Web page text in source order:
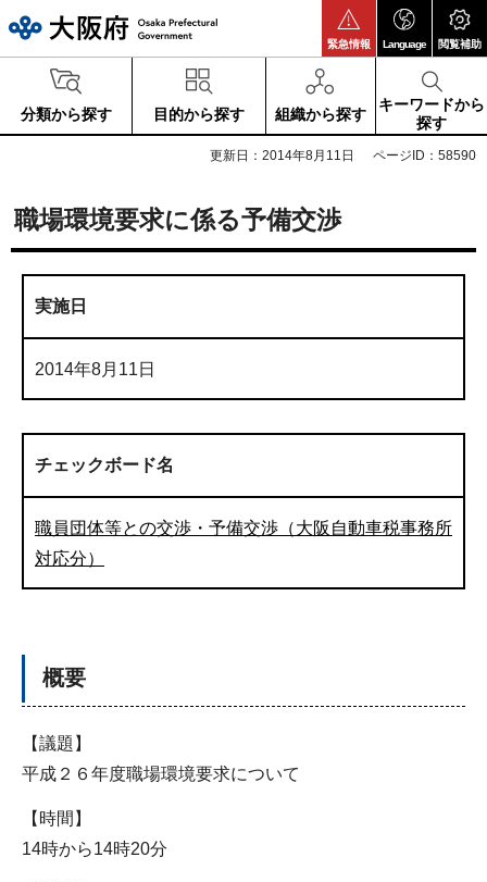
緊急情報 Language 閲覧補助
分類から探す 目的から探す 組織から探す
キーワードから
探す
更新日：2014年8月11日 ページID：58590
職場環境要求に係る予備交渉
実施日
2014年8月11日
チェックボード名
職員団体等との交渉・予備交渉（大阪自動車税事務所
対応分）
概要
【議題】
平成２６年度職場環境要求について
【時間】
14時から14時20分